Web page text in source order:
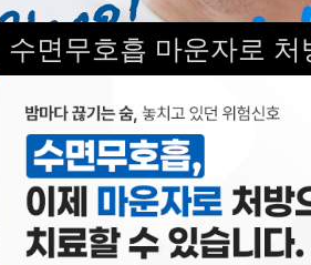
서울수면의원
수면무호흡 마운자로 처